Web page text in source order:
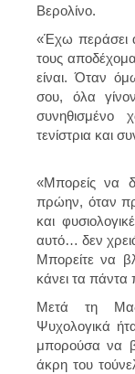
Βερολίνο.
«Έχω περάσει
τους
είναι. Όταν
σου, όλα
συνηθισμένο
τενίστρια και
«Μπορείς να
πρώην, όταν
και
αυτό… δεν
Μπορείτε να
κάνει τα πάντα
Μετά τη
Ψυχολογικά
μπορούσα να
άκρη του